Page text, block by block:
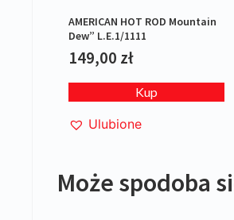
AMERICAN HOT ROD Mountain
Dew” L.E.1/1111
149,00 zł
Kup
Ulubione
Może spodoba